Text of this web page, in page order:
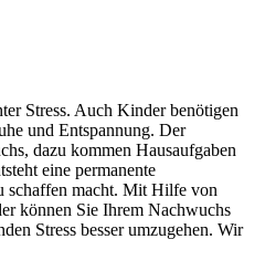
Stress. Auch Kinder benötigen
und Entspannung. Der
dazu kommen Hausaufgaben
eine permanente
schaffen macht. Mit Hilfe von
können Sie Ihrem Nachwuchs
Stress besser umzugehen. Wir